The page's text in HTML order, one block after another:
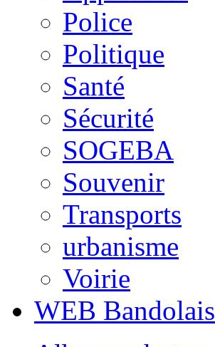
Police
Politique
Santé
Sécurité
SOGEBA
Souvenir
Transports
urbanisme
Voirie
WEB Bandolais